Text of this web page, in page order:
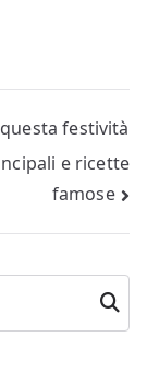
festività
e ricette
famose
Cerca